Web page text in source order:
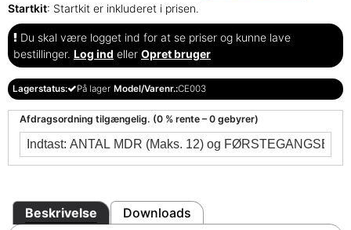
Startkit: Startkit er inkluderet i prisen.
Du skal være logget ind for at se priser og kunne lave
bestillinger. Log ind eller Opret bruger
Lagerstatus: På lager Model/Varenr.:CE003
Afdragsordning tilgængelig. (0 % rente – 0 gebyrer)
Beskrivelse Downloads